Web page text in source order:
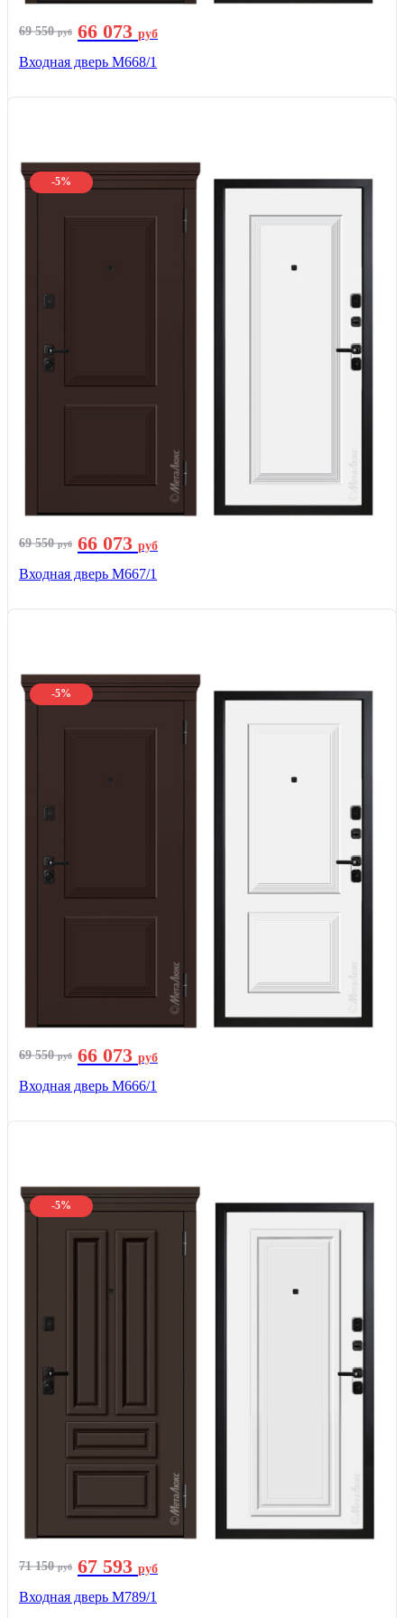
69 550руб 66 073 руб
Входная дверь М668/1
-5%
69 550руб 66 073 руб
Входная дверь М667/1
-5%
69 550руб 66 073 руб
Входная дверь М666/1
-5%
71 150руб 67 593 руб
Входная дверь М789/1